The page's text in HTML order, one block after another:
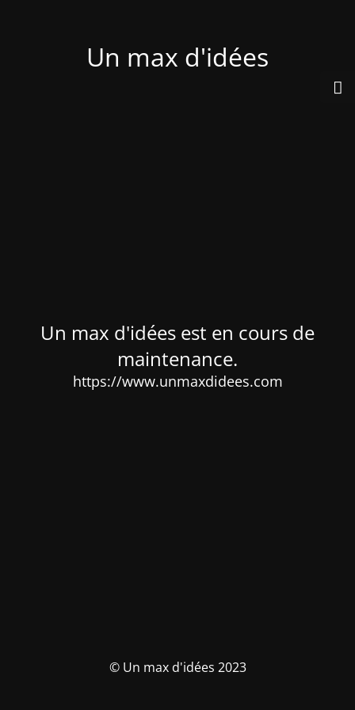
Un max d'idées
Un max d'idées est en cours de
maintenance.
https://www.unmaxdidees.com
© Un max d'idées 2023